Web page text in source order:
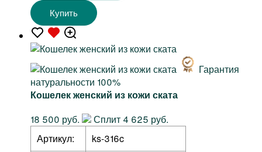
Купить
Гарантия
натуральности 100%
Кошелек женский из кожи ската
18 500 руб.
Сплит 4 625 руб.
Артикул:
ks-316c